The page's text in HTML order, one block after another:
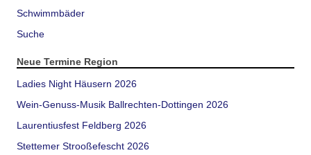
Schwimmbäder
Suche
Neue Termine Region
Ladies Night Häusern 2026
Wein-Genuss-Musik Ballrechten-Dottingen 2026
Laurentiusfest Feldberg 2026
Stettemer Strooßefescht 2026